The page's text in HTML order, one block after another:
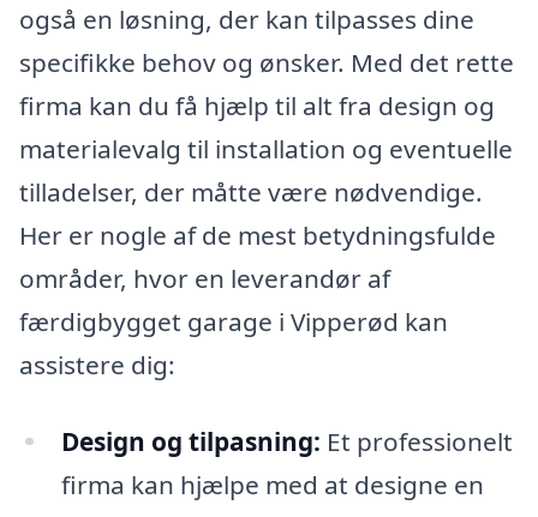
også en løsning, der kan tilpasses dine
specifikke behov og ønsker. Med det rette
firma kan du få hjælp til alt fra design og
materialevalg til installation og eventuelle
tilladelser, der måtte være nødvendige.
Her er nogle af de mest betydningsfulde
områder, hvor en leverandør af
færdigbygget garage i Vipperød kan
assistere dig:
Design og tilpasning: Et professionelt
firma kan hjælpe med at designe en